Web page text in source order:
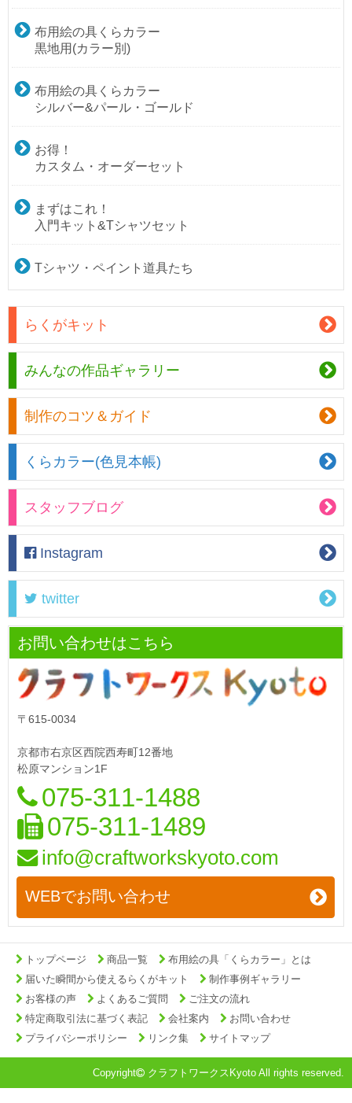
布用絵の具くらカラー
黒地用(カラー別)
布用絵の具くらカラー
シルバー&パール・ゴールド
お得！
カスタム・オーダーセット
まずはこれ！
入門キット&Tシャツセット
Tシャツ・ペイント道具たち
らくがキット
みんなの作品ギャラリー
制作のコツ＆ガイド
くらカラー(色見本帳)
スタッフブログ
Instagram
twitter
お問い合わせはこちら
〒615-0034
京都市右京区西院西寿町12番地
松原マンション1F
075-311-1488
075-311-1489
info@craftworkskyoto.com
WEBでお問い合わせ
トップページ 商品一覧
布用絵の具「くらカラー」とは
届いた瞬間から使えるらくがキット
制作事例ギャラリー
お客様の声
よくあるご質問
ご注文の流れ
特定商取引法に基づく表記
会社案内
お問い合わせ
プライバシーポリシー
リンク集 サイトマップ
Copyright クラフトワークスKyoto All rights reserved.